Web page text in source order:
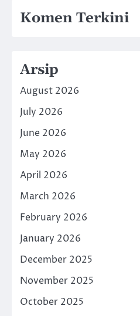
Komen Terkini
Arsip
August 2026
July 2026
June 2026
May 2026
April 2026
March 2026
February 2026
January 2026
December 2025
November 2025
October 2025